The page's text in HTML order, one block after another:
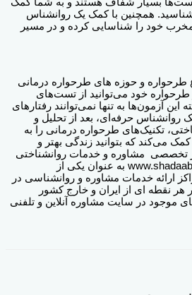
همچنین با کمک یک روانشناس
مخرب خود را شناسایی کرده و در مسیر
طرحواره و حوزه‌ های طرحواره درمانی
طرحواره خود می‌توانید از تست‌های
این آزمون‌ها به تنها نمی‌توانند رفتارهای
روانشناس حرفه‌ای، بعد از تحلیل و
تکنیک‌های طرحواره درمانی را به
می‌کند که بتوانید زندگی بهتر و
تخصصی مشاوره و خدمات روانشناختی
شاداب به آدرس اینترنتی www.shadaab.ir به عنوان یکی از
ارائه خدمات مشاوره و روانشناسی در
هر نقطه ای از ایران و خارج کشور
موجود در سایت مشاوره آنلاین و تلفنی